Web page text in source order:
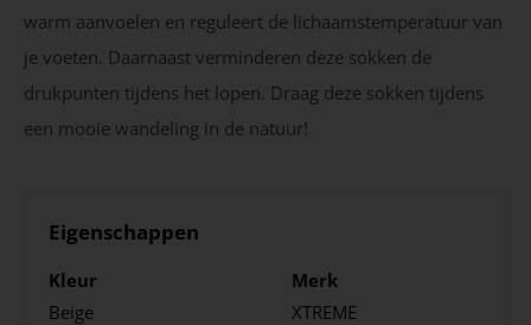
warm aanvoelen en reguleert de lichaamstemperatuur van
je voeten. Daarnaast verminderen deze sokken de
drukpunten tijdens het lopen. Draag deze sokken tijdens
een mooie wandeling in de natuur!
Eigenschappen
Kleur
Beige
Merk
XTREME